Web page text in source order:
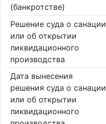
(банкротстве)
Решение суда о санации
или об открытии
ликвидационного
производства
Дата вынесения
решения суда о санации
или об открытии
ликвидационного